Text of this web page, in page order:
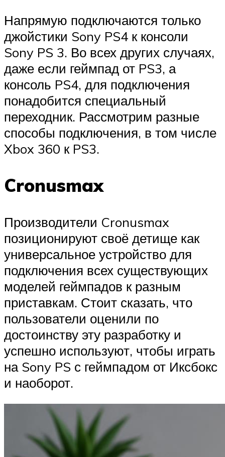
Напрямую подключаются только
джойстики Sony PS4 к консоли
Sony PS 3. Во всех других случаях,
даже если геймпад от PS3, а
консоль PS4, для подключения
понадобится специальный
переходник. Рассмотрим разные
способы подключения, в том числе
Xbox 360 к PS3.
Cronusmax
Производители Cronusmax
позиционируют своё детище как
универсальное устройство для
подключения всех существующих
моделей геймпадов к разным
приставкам. Стоит сказать, что
пользователи оценили по
достоинству эту разработку и
успешно используют, чтобы играть
на Sony PS с геймпадом от Иксбокс
и наоборот.